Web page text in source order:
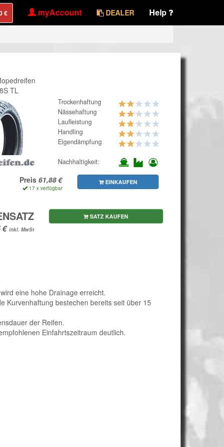
myAccount DEALER Help
TL
Trockenhaftung
Nässehaftung
Laufleistung
Handling
Eigendämpfung
Nachhaltigkeit:
Preis
17 x verfügbar
EINKAUFEN
inkl. MwSt
SATZ KAUFEN
eine hohe Drainage erreicht.
Kurvenhaftung bestechen bereits seit über 15
der Reifen.
Einfahrtszeitraum deutlich.